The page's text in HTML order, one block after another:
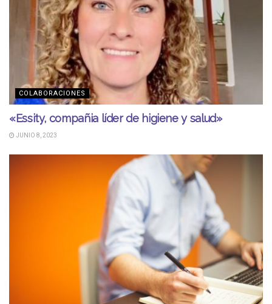
COLABORACIONES
«Essity, compañia líder de higiene y salud»
JUNIO 8, 2023